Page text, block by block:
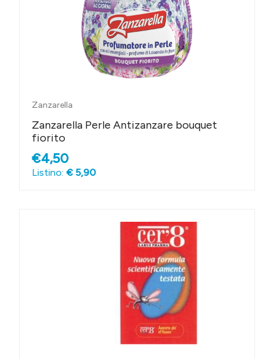
Zanzarella
Zanzarella Perle Antizanzare bouquet
fiorito
€4,50
Listino: € 5,90